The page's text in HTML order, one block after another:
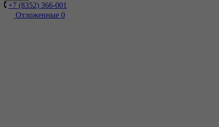
+7 (8352) 366-001
Отложенные 0